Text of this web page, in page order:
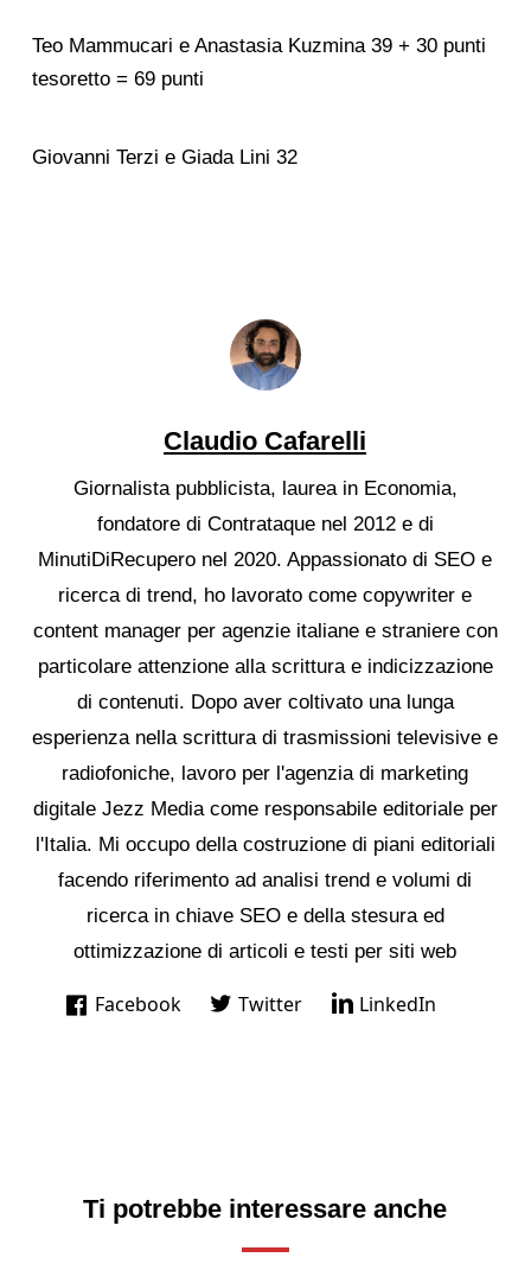
Teo Mammucari e Anastasia Kuzmina 39 + 30 punti
tesoretto = 69 punti
Giovanni Terzi e Giada Lini 32
Claudio Cafarelli
Giornalista pubblicista, laurea in Economia,
fondatore di Contrataque nel 2012 e di
MinutiDiRecupero nel 2020. Appassionato di SEO e
ricerca di trend, ho lavorato come copywriter e
content manager per agenzie italiane e straniere con
particolare attenzione alla scrittura e indicizzazione
di contenuti. Dopo aver coltivato una lunga
esperienza nella scrittura di trasmissioni televisive e
radiofoniche, lavoro per l'agenzia di marketing
digitale Jezz Media come responsabile editoriale per
l'Italia. Mi occupo della costruzione di piani editoriali
facendo riferimento ad analisi trend e volumi di
ricerca in chiave SEO e della stesura ed
ottimizzazione di articoli e testi per siti web
Facebook Twitter LinkedIn
Ti potrebbe interessare anche